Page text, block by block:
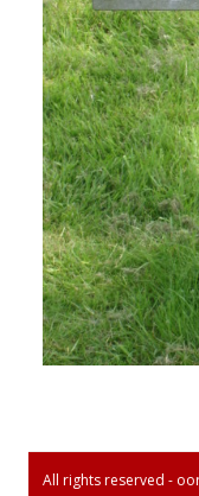
All rights reserved -